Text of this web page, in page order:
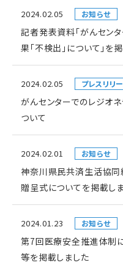
2024.02.05 お知らせ
記者発表資料「がんセン
果「不検出」について」を
2024.02.05 プレスリリ
がんセンターでのレジオ
ついて
2024.02.01 お知らせ
神奈川県民共済生活協同
贈呈式についてを掲載し
2024.01.23 お知らせ
第7回医療安全推進体制
等を掲載しました